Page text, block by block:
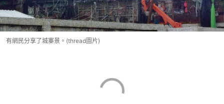
有網民分享了城寨景。(thread圖片)